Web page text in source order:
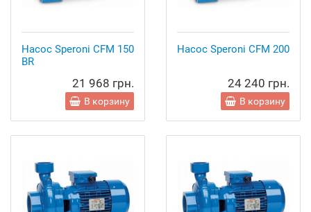
Насос Speroni CFM 150
BR
21 968 грн.
В корзину
Насос Speroni CFM 200
24 240 грн.
В корзину